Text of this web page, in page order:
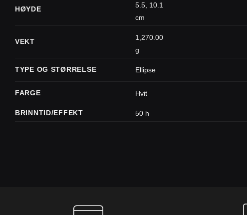
HØYDE
5.5, 10.1
cm
VEKT
1,270.00
g
TYPE OG STØRRELSE Ellipse
FARGE Hvit
BRINNTID/EFFEKT 50 h